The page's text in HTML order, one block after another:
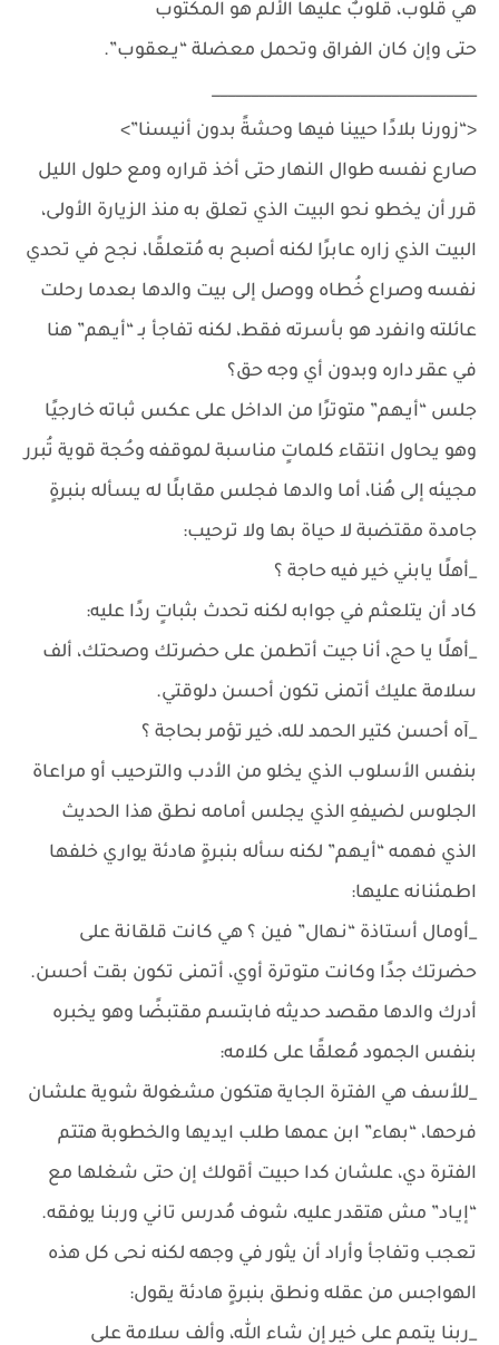
هي قلوب، قلوبٌ عليها الألم هو المكتوب
حتى وإن كان الفراق وتحمل معضلة “يـعقوب”.
__________________________________
<“زورنا بلادًا حيينا فيها وحشةً بدون أنيسنا”>
صارع نفسه طوال النهار حتى أخذ قراره ومع حلول الليل
قرر أن يخطو نحو البيت الذي تعلق به منذ الزيارة الأولى،
البيت الذي زاره عابرًا لكنه أصبح به مُتعلقًا، نجح في تحدي
نفسه وصراع خُطاه ووصل إلى بيت والدها بعدما رحلت
عائلته وانفرد هو بأسرته فقط، لكنه تفاجأ بـ “أيـهم” هنا
في عقر داره وبدون أي وجه حق؟
جلس “أيـهم” متوترًا من الداخل على عكس ثباته خارجيًا
وهو يحاول انتقاء كلماتٍ مناسبة لموقفه وحُجة قوية تُبرر
مجيئه إلى هُنا، أما والدها فجلس مقابلًا له يسأله بنبرةٍ
جامدة مقتضبة لا حياة بها ولا ترحيب:
_أهلًا يابني خير فيه حاجة ؟
كاد أن يتلعثم في جوابه لكنه تحدث بثباتٍ ردًا عليه:
_أهلًا يا حج، أنا جيت أتطمن على حضرتك وصحتك، ألف
سلامة عليك أتمنى تكون أحسن دلوقتي.
_آه أحسن كتير الحمد لله، خير تؤمر بحاجة ؟
بنفس الأسلوب الذي يخلو من الأدب والترحيب أو مراعاة
الجلوس لضيفهِ الذي يجلس أمامه نطق هذا الحديث
الذي فهمه “أيـهم” لكنه سأله بنبرةٍ هادئة يواري خلفها
اطمئنانه عليها:
_أومال أستاذة “نـهال” فين ؟ هي كانت قلقانة على
حضرتك جدًا وكانت متوترة أوي، أتمنى تكون بقت أحسن.
أدرك والدها مقصد حديثه فابتسم مقتبضًا وهو يخبره
بنفس الجمود مُعلقًا على كلامه:
_للأسف هي الفترة الجاية هتكون مشغولة شوية علشان
فرحها، “بهاء” ابن عمها طلب ايديها والخطوبة هتتم
الفترة دي، علشان كدا حبيت أقولك إن حتى شغلها مع
“إيـاد” مش هتقدر عليه، شوف مُدرس تاني وربنا يوفقه.
تعجب وتفاجأ وأراد أن يثور في وجهه لكنه نحى كل هذه
الهواجس من عقله ونطق بنبرةٍ هادئة يقول:
_ربنا يتمم على خير إن شاء الله، وألف سلامة على